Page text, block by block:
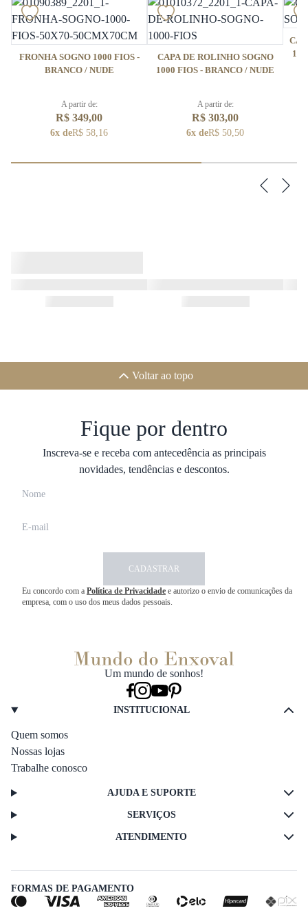
FRONHA SOGNO 1000 FIOS -
BRANCO / NUDE
A partir de:
R$ 349,00
6x deR$ 58,16
CAPA DE ROLINHO SOGNO
1000 FIOS - BRANCO / NUDE
A partir de:
R$ 303,00
6x deR$ 50,50
Voltar ao topo
Fique por dentro
Inscreva-se e receba com antecedência as principais
novidades, tendências e descontos.
CADASTRAR
Eu concordo com a Política de Privacidade e autorizo o envio de comunicações da
empresa, com o uso dos meus dados pessoais.
Um mundo de sonhos!
INSTITUCIONAL
Quem somos
Nossas lojas
Trabalhe conosco
AJUDA E SUPORTE
SERVIÇOS
ATENDIMENTO
FORMAS DE PAGAMENTO